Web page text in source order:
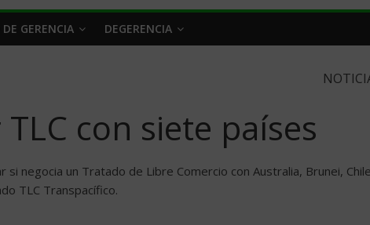
GERENCIA DEGERENCIA
con siete paí­ses
negocia un Tratado de Libre Comercio con Australia, Brunei,
TLC Transpací­fico.